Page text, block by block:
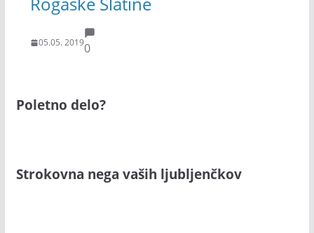
05.05. 20190
Poletno delo?
Strokovna nega vaših ljubljenčkov